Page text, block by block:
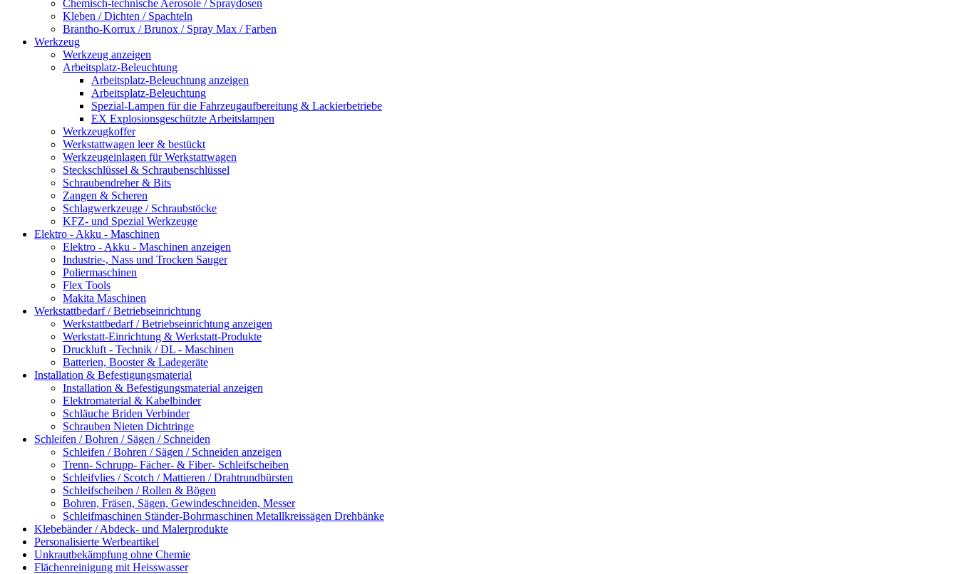
Chemisch-technische Aerosole / Spraydosen
Kleben / Dichten / Spachteln
Brantho-Korrux / Brunox / Spray Max / Farben
Werkzeug
Werkzeug anzeigen
Arbeitsplatz-Beleuchtung
Arbeitsplatz-Beleuchtung anzeigen
Arbeitsplatz-Beleuchtung
Spezial-Lampen für die Fahrzeugaufbereitung & Lackierbetriebe
EX Explosionsgeschützte Arbeitslampen
Werkzeugkoffer
Werkstattwagen leer & bestückt
Werkzeugeinlagen für Werkstattwagen
Steckschlüssel & Schraubenschlüssel
Schraubendreher & Bits
Zangen & Scheren
Schlagwerkzeuge / Schraubstöcke
KFZ- und Spezial Werkzeuge
Elektro - Akku - Maschinen
Elektro - Akku - Maschinen anzeigen
Industrie-, Nass und Trocken Sauger
Poliermaschinen
Flex Tools
Makita Maschinen
Werkstattbedarf / Betriebseinrichtung
Werkstattbedarf / Betriebseinrichtung anzeigen
Werkstatt-Einrichtung & Werkstatt-Produkte
Druckluft - Technik / DL - Maschinen
Batterien, Booster & Ladegeräte
Installation & Befestigungsmaterial
Installation & Befestigungsmaterial anzeigen
Elektromaterial & Kabelbinder
Schläuche Briden Verbinder
Schrauben Nieten Dichtringe
Schleifen / Bohren / Sägen / Schneiden
Schleifen / Bohren / Sägen / Schneiden anzeigen
Trenn- Schrupp- Fächer- & Fiber- Schleifscheiben
Schleifvlies / Scotch / Mattieren / Drahtrundbürsten
Schleifscheiben / Rollen & Bögen
Bohren, Fräsen, Sägen, Gewindeschneiden, Messer
Schleifmaschinen Ständer-Bohrmaschinen Metallkreissägen Drehbänke
Klebebänder / Abdeck- und Malerprodukte
Personalisierte Werbeartikel
Unkrautbekämpfung ohne Chemie
Flächenreinigung mit Heisswasser